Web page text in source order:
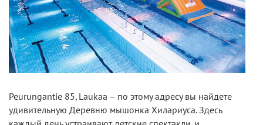
Peurungantie 85, Laukaa – по этому адресу вы найдете
удивительную Деревню мышонка Хилариуса. Здесь